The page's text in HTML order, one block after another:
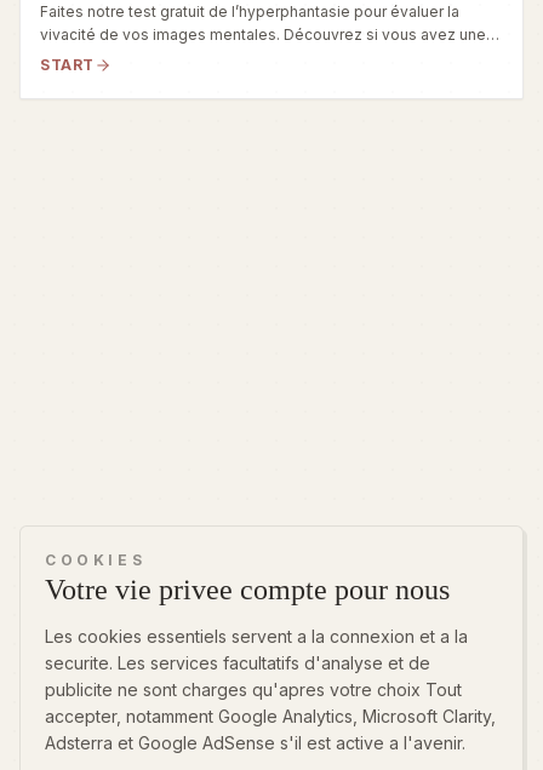
Faites notre test gratuit de l’hyperphantasie pour évaluer la
vivacité de vos images mentales. Découvrez si vous avez une
imagination « photographique » ou un œil de l’esprit plus
START
COOKIES
Votre vie privee compte pour nous
Les cookies essentiels servent a la connexion et a la
securite. Les services facultatifs d'analyse et de
publicite ne sont charges qu'apres votre choix Tout
accepter, notamment Google Analytics, Microsoft Clarity,
Adsterra et Google AdSense s'il est active a l'avenir.